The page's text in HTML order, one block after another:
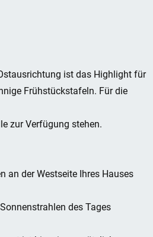
ist das Highlight für
Frühstückstafeln. Für die
zur Verfügung stehen.
an der Westseite Ihres Hauses
des Tages